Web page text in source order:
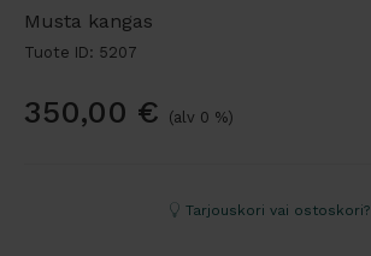
Musta kangas
Tuote ID: 5207
350,00 € (alv 0 %)
Tarjouskori vai ostoskori?